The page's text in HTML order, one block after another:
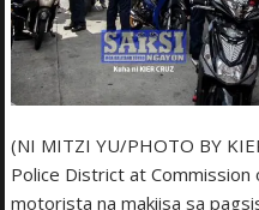
(NI MITZI YU/PHOTO BY
Police District at
motorista na makiisa sa